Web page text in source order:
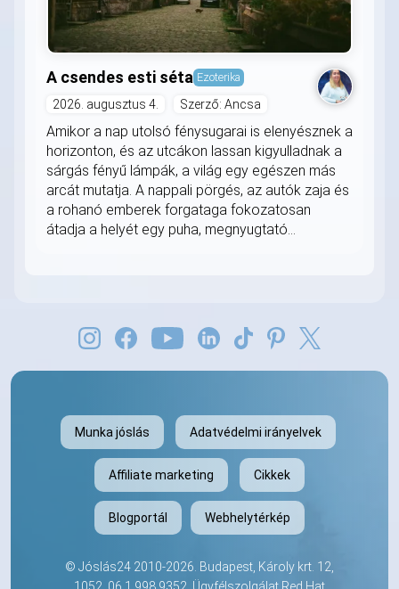
A csendes esti séta Ezoterika
2026. augusztus 4. Szerző: Ancsa
Amikor a nap utolsó fénysugarai is elenyésznek a
horizonton, és az utcákon lassan kigyulladnak a
sárgás fényű lámpák, a világ egy egészen más
arcát mutatja. A nappali pörgés, az autók zaja és
a rohanó emberek forgataga fokozatosan
átadja a helyét egy puha, megnyugtató...
Munka jóslás Adatvédelmi irányelvek
Affiliate marketing Cikkek
Blogportál Webhelytérkép
© Jóslás24 2010-2026. Budapest, Károly krt. 12,